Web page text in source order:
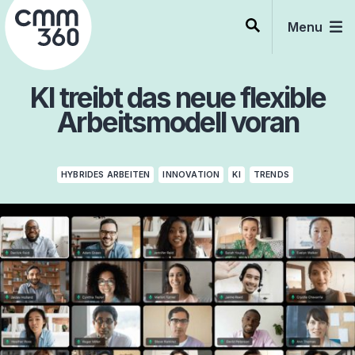
Skip
to
content
Menu
KI treibt das neue flexible
Arbeitsmodell voran
HYBRIDES ARBEITEN INNOVATION KI TRENDS